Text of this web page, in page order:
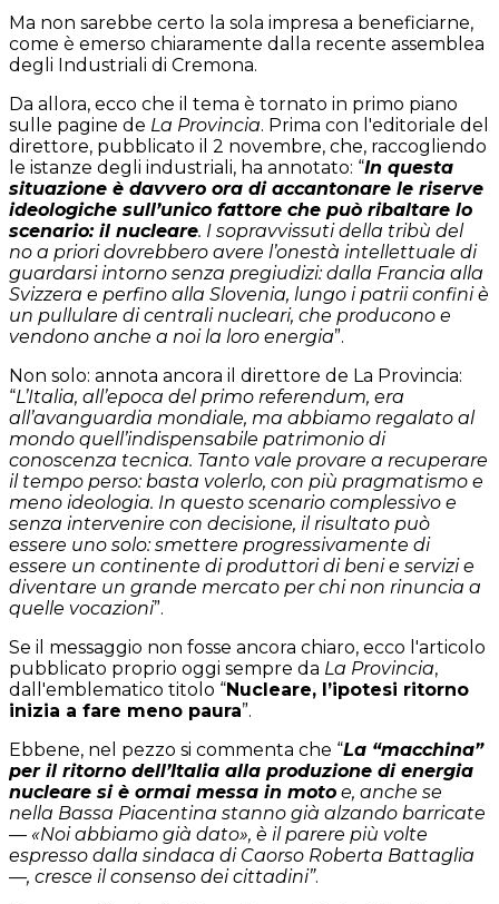
Ma non sarebbe certo la sola impresa a beneficiarne,
come è emerso chiaramente dalla recente assemblea
degli Industriali di Cremona.
Da allora, ecco che il tema è tornato in primo piano
sulle pagine de La Provincia. Prima con l'editoriale del
direttore, pubblicato il 2 novembre, che, raccogliendo
le istanze degli industriali, ha annotato: “In questa
situazione è davvero ora di accantonare le riserve
ideologiche sull’unico fattore che può ribaltare lo
scenario: il nucleare. I sopravvissuti della tribù del
no a priori dovrebbero avere l’onestà intellettuale di
guardarsi intorno senza pregiudizi: dalla Francia alla
Svizzera e perfino alla Slovenia, lungo i patrii confini è
un pullulare di centrali nucleari, che producono e
vendono anche a noi la loro energia”.
Non solo: annota ancora il direttore de La Provincia:
“L’Italia, all’epoca del primo referendum, era
all’avanguardia mondiale, ma abbiamo regalato al
mondo quell’indispensabile patrimonio di
conoscenza tecnica. Tanto vale provare a recuperare
il tempo perso: basta volerlo, con più pragmatismo e
meno ideologia. In questo scenario complessivo e
senza intervenire con decisione, il risultato può
essere uno solo: smettere progressivamente di
essere un continente di produttori di beni e servizi e
diventare un grande mercato per chi non rinuncia a
quelle vocazioni”.
Se il messaggio non fosse ancora chiaro, ecco l'articolo
pubblicato proprio oggi sempre da La Provincia,
dall'emblematico titolo “Nucleare, l’ipotesi ritorno
inizia a fare meno paura”.
Ebbene, nel pezzo si commenta che “La “macchina”
per il ritorno dell’Italia alla produzione di energia
nucleare si è ormai messa in moto e, anche se
nella Bassa Piacentina stanno già alzando barricate
— «Noi abbiamo già dato», è il parere più volte
espresso dalla sindaca di Caorso Roberta Battaglia
—, cresce il consenso dei cittadini”.